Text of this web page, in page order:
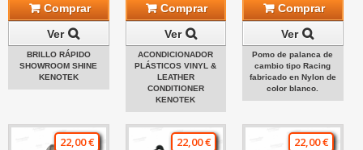
Comprar
Ver
BRILLO RÁPIDO
SHOWROOM SHINE
KENOTEK
Comprar
Ver
ACONDICIONADOR
PLÁSTICOS VINYL &
LEATHER
CONDITIONER
KENOTEK
Comprar
Ver
Pomo de palanca de
cambio tipo Racing
fabricado en Nylon de
color blanco.
22,00 € 22,00 € 22,00 €